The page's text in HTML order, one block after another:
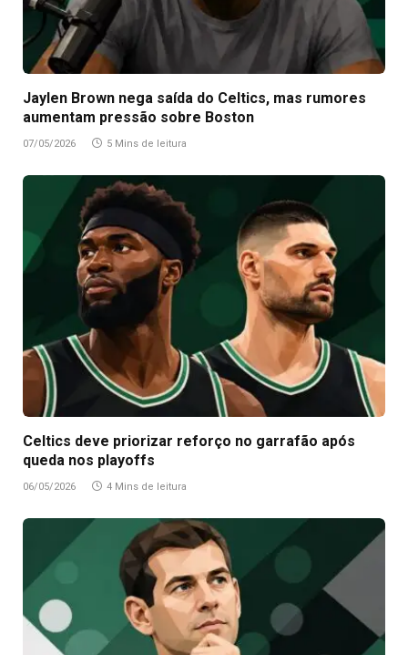
Jaylen Brown nega saída do Celtics, mas rumores
aumentam pressão sobre Boston
07/05/2026 5 Mins de leitura
Celtics deve priorizar reforço no garrafão após
queda nos playoffs
06/05/2026 4 Mins de leitura